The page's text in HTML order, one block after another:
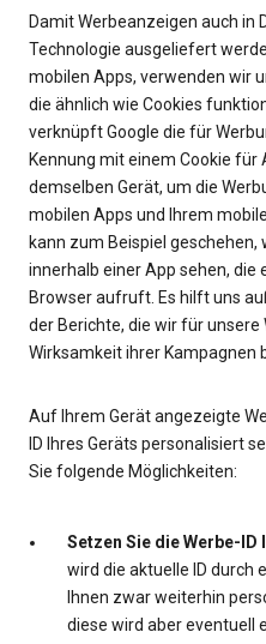
Damit Werbeanzeigen auch in
Technologie ausgeliefert
mobilen Apps, verwenden wir
die ähnlich wie Cookies
verknüpft Google die für
Kennung mit einem Cookie
demselben Gerät, um die
mobilen Apps und Ihrem
kann zum Beispiel geschehen,
innerhalb einer App sehen, die
Browser aufruft. Es hilft uns
der Berichte, die wir für
Wirksamkeit ihrer Kampagnen
Auf Ihrem Gerät angezeigte
ID Ihres Geräts personalisiert
Sie folgende Möglichkeiten:
Setzen Sie die Werbe-
wird die aktuelle ID durch
Ihnen zwar weiterhin
diese wird aber eventuell